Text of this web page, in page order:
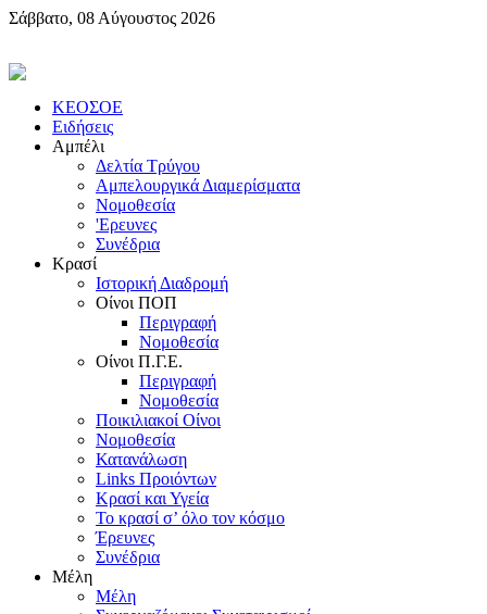
Σάββατο, 08 Αύγουστος 2026
KEOΣOE
Ειδήσεις
Αμπέλι
Δελτία Τρύγου
Αμπελουργικά Διαμερίσματα
Nομοθεσία
'Eρευνες
Συνέδρια
Κρασί
Iστορική Διαδρομή
Oίνοι ΠOΠ
Περιγραφή
Nομοθεσία
Oίνοι Π.Γ.E.
Περιγραφή
Νομοθεσία
Ποικιλιακοί Oίνοι
Nομοθεσία
Κατανάλωση
Links Προιόντων
Κρασί και Υγεία
To κρασί σ’ όλο τον κόσμο
Έρευνες
Συνέδρια
Μέλη
Mέλη